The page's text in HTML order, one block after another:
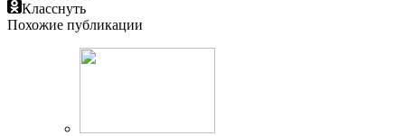
Класснуть
Похожие публикации